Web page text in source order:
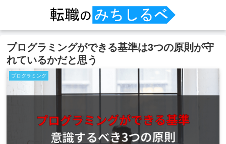
プログラミングができる基準は3つの原則が守
れているかだと思う
プログラミング